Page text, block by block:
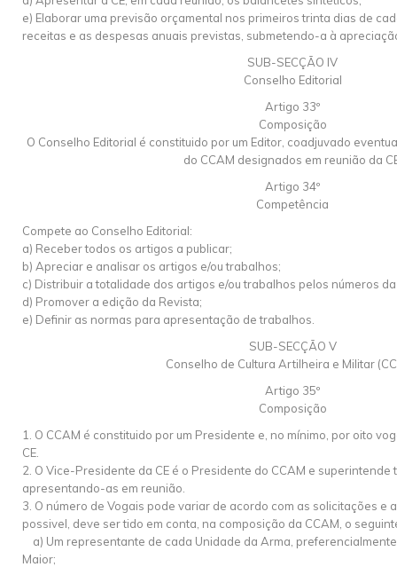
e) Elaborar uma previsão orçamental nos primeiros trinta dias de
receitas e as despesas anuais previstas, submetendo-a à
SUB-SECÇÃO IV
Conselho Editorial
Artigo 33º
Composição
O Conselho Editorial é constituido por um Editor, coadjuvado
do CCAM designados em reunião da
Artigo 34º
Competência
Compete ao Conselho Editorial:
a) Receber todos os artigos a publicar;
b) Apreciar e analisar os artigos e/ou trabalhos;
c) Distribuir a totalidade dos artigos e/ou trabalhos pelos números
d) Promover a edição da Revista;
e) Definir as normas para apresentação de trabalhos.
SUB-SECÇÃO V
Conselho de Cultura Artilheira e Militar
Artigo 35º
Composição
1. O CCAM é constituido por um Presidente e, no mínimo, por oito
CE.
2. O Vice-Presidente da CE é o Presidente do CCAM e
apresentando-as em reunião.
3. O número de Vogais pode variar de acordo com as solicitações e
possivel, deve ser tido em conta, na composição da CCAM, o
a) Um representante de cada Unidade da Arma,
Maior;